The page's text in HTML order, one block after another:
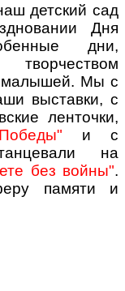
детский сад
Дня
дни,
малышей. Мы с
выставки, с
ленточки,
и с
на
без войны".
памяти и